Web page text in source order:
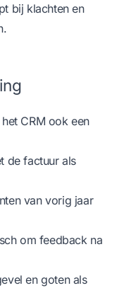
bij klachten en
CRM ook een
de factuur als
van vorig jaar
om feedback na
en goten als